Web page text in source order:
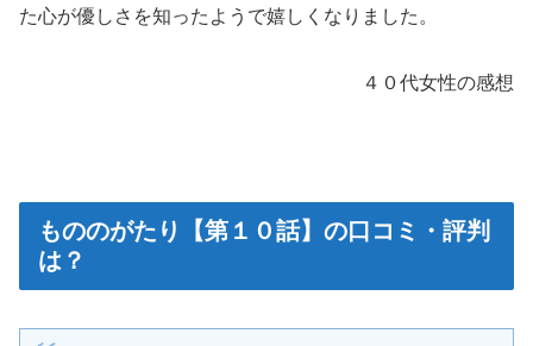
た心が優しさを知ったようで嬉しくなりました。
４０代女性の感想
もののがたり【第１０話】の口コミ・評判
は？